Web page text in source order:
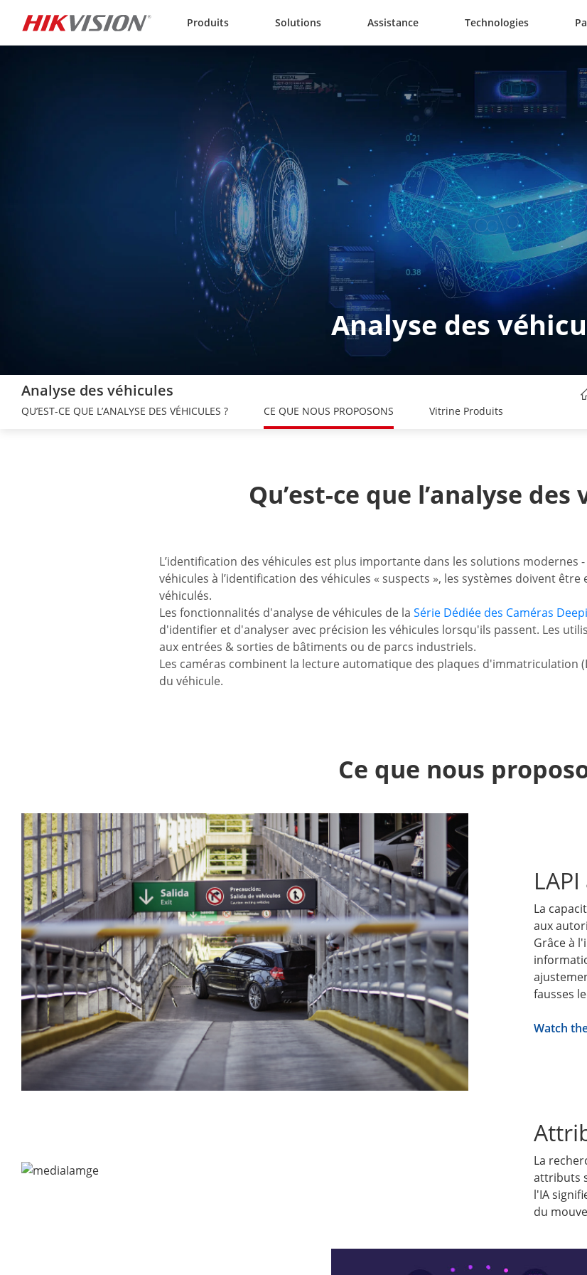
Produits Solutions Assistance Technologies
Analyse des
Analyse des véhicules
QU’EST-CE QUE L’ANALYSE DES VÉHICULES ? CE QUE NOUS PROPOSONS Vitrine Produits
Qu’est-ce que l’analyse des
L’identification des véhicules est plus importante dans les solutions modernes -
véhicules à l’identification des véhicules « suspects », les systèmes doivent
véhiculés.
Les fonctionnalités d'analyse de véhicules de la Série Dédiée des Caméras
d'identifier et d'analyser avec précision les véhicules lorsqu'ils passent. Les
aux entrées & sorties de bâtiments ou de parcs industriels.
Les caméras combinent la lecture automatique des plaques d'immatriculation
du véhicule.
Ce que nous
La
aux
Grâce à
fausses
Watch
La
attributs
l'IA
du